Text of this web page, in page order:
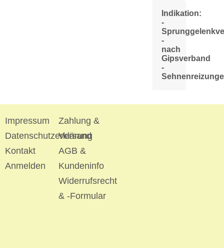
Indikation:
-
-
nach
Gipsverband
-
Impressum
Datenschutzerklärung
Kontakt
Anmelden
Zahlung &
Versand
AGB &
Kundeninfo
Widerrufsrecht
& -Formular